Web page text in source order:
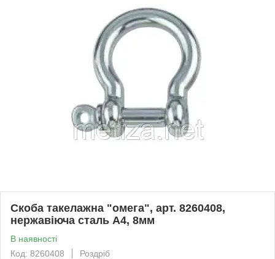
Скоба такелажна "омега", арт. 8260408,
нержавіюча сталь А4, 8мм
В наявності
Код: 8260408
Роздріб